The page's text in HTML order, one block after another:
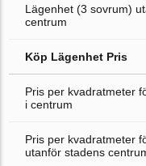
Lägenhet (3 sovrum)
centrum
Köp Lägenhet Pris
Pris per kvadratmeter
i centrum
Pris per kvadratmeter
utanför stadens